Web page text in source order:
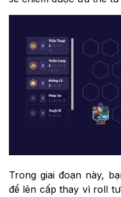
Trong giai đoạn này,
để lên cấp thay vì roll